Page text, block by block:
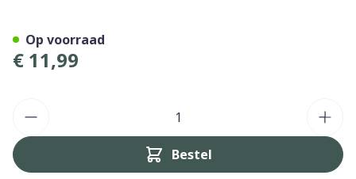
€ 11,99
Bestel
Op voorraad